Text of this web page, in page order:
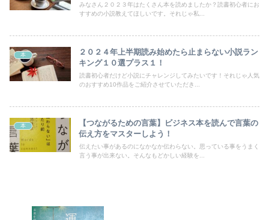
みなさん２０２３年はたくさん本を読めましたか？読書初心者にお
すすめの小説教えてほしいです。それじゃ私...
本
２０２４年上半期読み始めたら止まらない小説ラン
キング１０選プラス１！
読書初心者だけど小説にチャレンジしてみたいです！それじゃ人気
のおすすめ10作品をご紹介させていただき...
本
【つながるための言葉】ビジネス本を読んで言葉の
伝え方をマスターしよう！
伝えたい事があるのになかなか伝わらない。思っている事をうまく
言う事が出来ない。そんなもどかしい経験を...